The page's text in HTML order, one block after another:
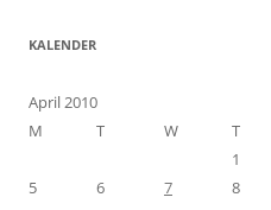
KALENDER
April 2010
M
T W T
1
5
6 7 8